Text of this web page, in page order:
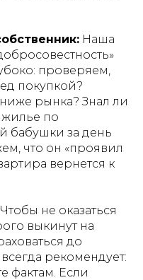
Наша
проверяем,
покупкой?
рынка? Знал ли
жилье по
бабушки за день
что он «проявил
вернется к
Чтобы не оказаться
выкинут на
до
рекомендует:
фактам. Если